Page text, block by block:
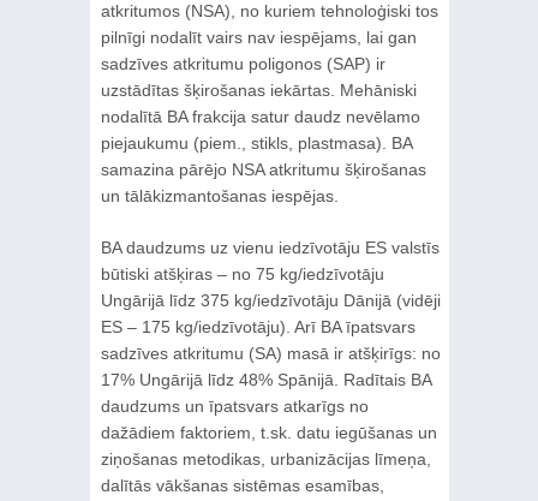
atkritumos (NSA), no kuriem tehnoloģiski tos
pilnīgi nodalīt vairs nav iespējams, lai gan
sadzīves atkritumu poligonos (SAP) ir
uzstādītas šķirošanas iekārtas. Mehāniski
nodalītā BA frakcija satur daudz nevēlamo
piejaukumu (piem., stikls, plastmasa). BA
samazina pārējo NSA atkritumu šķirošanas
un tālākizmantošanas iespējas.
BA daudzums uz vienu iedzīvotāju ES valstīs
būtiski atšķiras – no 75 kg/iedzīvotāju
Ungārijā līdz 375 kg/iedzīvotāju Dānijā (vidēji
ES – 175 kg/iedzīvotāju). Arī BA īpatsvars
sadzīves atkritumu (SA) masā ir atšķirīgs: no
17% Ungārijā līdz 48% Spānijā. Radītais BA
daudzums un īpatsvars atkarīgs no
dažādiem faktoriem, t.sk. datu iegūšanas un
ziņošanas metodikas, urbanizācijas līmeņa,
dalītās vākšanas sistēmas esamības,